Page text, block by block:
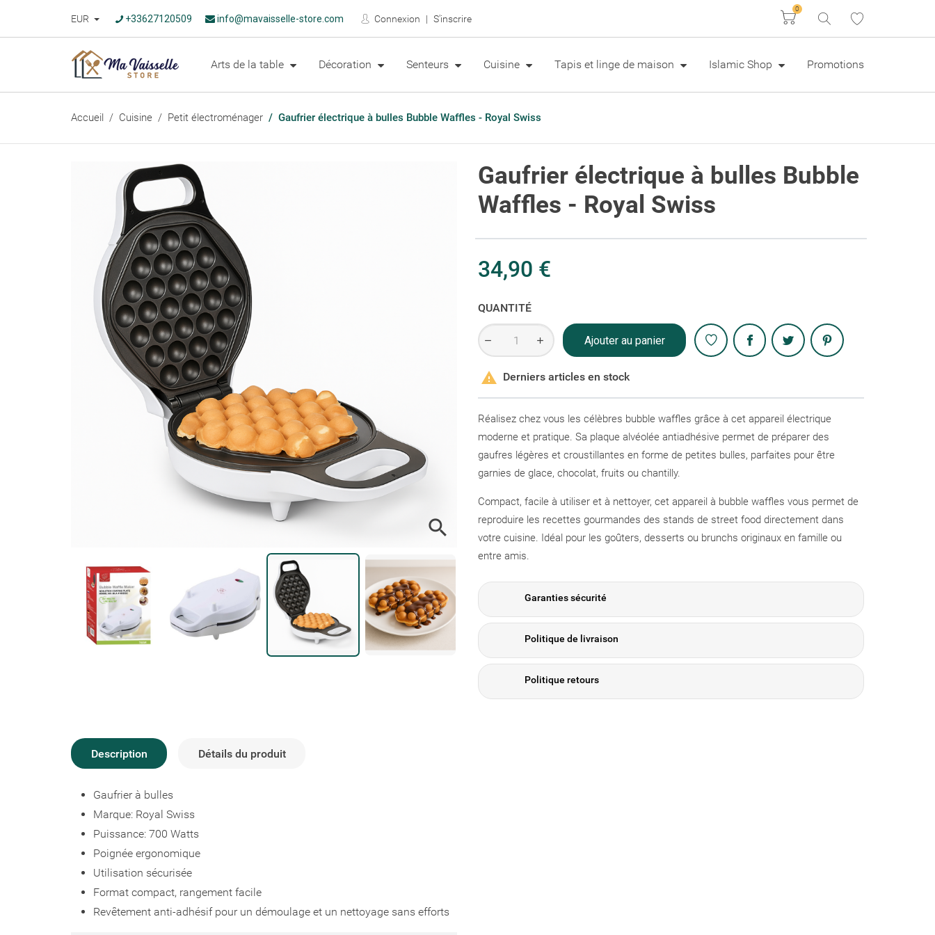
EUR +33627120509 info@mavaisselle-store.com Connexion S'inscrire Panier
0
Arts de la table Décoration Senteurs Cuisine Tapis et linge de maison Islamic Shop Promotions
Accueil Cuisine Petit électroménager Gaufrier électrique à bulles Bubble Waffles - Royal Swiss

Gaufrier électrique à bulles Bubble
Waffles - Royal Swiss
34,90 €
QUANTITÉ
Ajouter au panier
 Derniers articles en stock
Partager
Réalisez chez vous les célèbres bubble waffles grâce à cet appareil électrique
moderne et pratique. Sa plaque alvéolée antiadhésive permet de préparer des
gaufres légères et croustillantes en forme de petites bulles, parfaites pour être
garnies de glace, chocolat, fruits ou chantilly.
Compact, facile à utiliser et à nettoyer, cet appareil à bubble waffles vous permet de
reproduire les recettes gourmandes des stands de street food directement dans
votre cuisine. Idéal pour les goûters, desserts ou brunchs originaux en famille ou
entre amis.
Garanties sécurité
Politique de livraison
Politique retours
Description Détails du produit
Gaufrier à bulles
Marque: Royal Swiss
Puissance: 700 Watts
Poignée ergonomique
Utilisation sécurisée
Format compact, rangement facile
Revêtement anti-adhésif pour un démoulage et un nettoyage sans efforts
Créer une liste d'envies